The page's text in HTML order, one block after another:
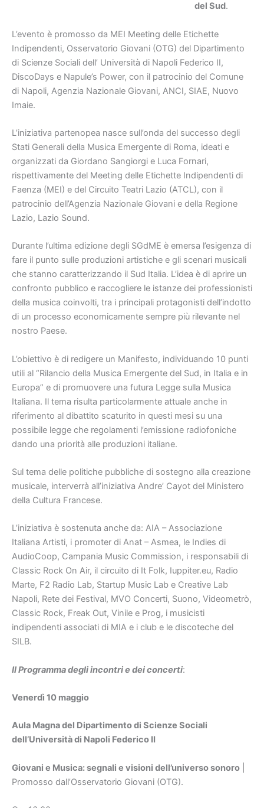
del Sud.
L’evento è promosso da MEI Meeting delle Etichette
Indipendenti, Osservatorio Giovani (OTG) del Dipartimento
di Scienze Sociali dell’ Università di Napoli Federico II,
DiscoDays e Napule’s Power, con il patrocinio del Comune
di Napoli, Agenzia Nazionale Giovani, ANCI, SIAE, Nuovo
Imaie.
L’iniziativa partenopea nasce sull’onda del successo degli
Stati Generali della Musica Emergente di Roma, ideati e
organizzati da Giordano Sangiorgi e Luca Fornari,
rispettivamente del Meeting delle Etichette Indipendenti di
Faenza (MEI) e del Circuito Teatri Lazio (ATCL), con il
patrocinio dell’Agenzia Nazionale Giovani e della Regione
Lazio, Lazio Sound.
Durante l’ultima edizione degli SGdME è emersa l’esigenza di
fare il punto sulle produzioni artistiche e gli scenari musicali
che stanno caratterizzando il Sud Italia. L’idea è di aprire un
confronto pubblico e raccogliere le istanze dei professionisti
della musica coinvolti, tra i principali protagonisti dell’indotto
di un processo economicamente sempre più rilevante nel
nostro Paese.
L’obiettivo è di redigere un Manifesto, individuando 10 punti
utili al “Rilancio della Musica Emergente del Sud, in Italia e in
Europa” e di promuovere una futura Legge sulla Musica
Italiana. Il tema risulta particolarmente attuale anche in
riferimento al dibattito scaturito in questi mesi su una
possibile legge che regolamenti l’emissione radiofoniche
dando una priorità alle produzioni italiane.
Sul tema delle politiche pubbliche di sostegno alla creazione
musicale, interverrà all’iniziativa Andre’ Cayot del Ministero
della Cultura Francese.
L’iniziativa è sostenuta anche da: AIA – Associazione
Italiana Artisti, i promoter di Anat – Asmea, le Indies di
AudioCoop, Campania Music Commission, i responsabili di
Classic Rock On Air, il circuito di It Folk, Iuppiter.eu, Radio
Marte, F2 Radio Lab, Startup Music Lab e Creative Lab
Napoli, Rete dei Festival, MVO Concerti, Suono, Videometrò,
Classic Rock, Freak Out, Vinile e Prog, i musicisti
indipendenti associati di MIA e i club e le discoteche del
SILB.
Il Programma degli incontri e dei concerti:
Venerdì 10 maggio
Aula Magna del Dipartimento di Scienze Sociali
dell’Università di Napoli Federico II
Giovani e Musica: segnali e visioni dell’universo sonoro
Promosso dall’Osservatorio Giovani (OTG).